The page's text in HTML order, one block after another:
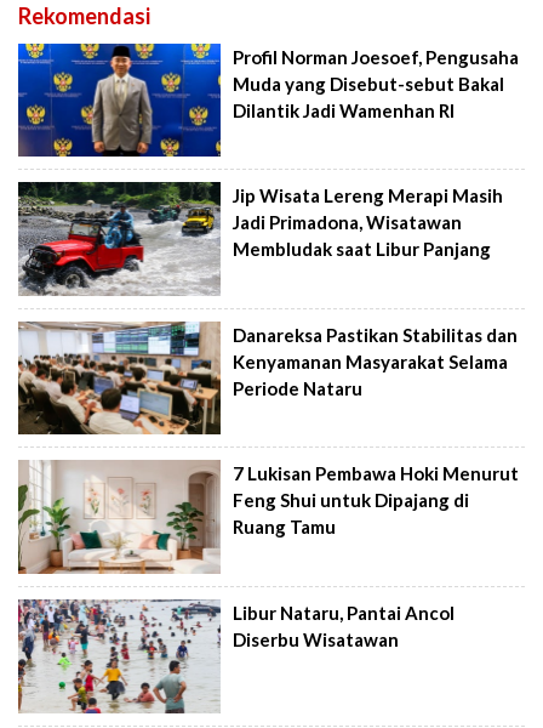
Rekomendasi
Profil Norman Joesoef, Pengusaha
Muda yang Disebut-sebut Bakal
Dilantik Jadi Wamenhan RI
Jip Wisata Lereng Merapi Masih
Jadi Primadona, Wisatawan
Membludak saat Libur Panjang
Danareksa Pastikan Stabilitas dan
Kenyamanan Masyarakat Selama
Periode Nataru
7 Lukisan Pembawa Hoki Menurut
Feng Shui untuk Dipajang di
Ruang Tamu
Libur Nataru, Pantai Ancol
Diserbu Wisatawan